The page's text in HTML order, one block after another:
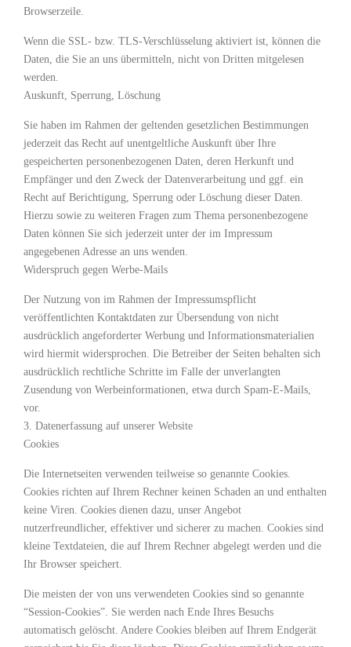
Browserzeile.
Wenn die SSL- bzw. TLS-Verschlüsselung aktiviert ist, können die
Daten, die Sie an uns übermitteln, nicht von Dritten mitgelesen
werden.
Auskunft, Sperrung, Löschung
Sie haben im Rahmen der geltenden gesetzlichen Bestimmungen
jederzeit das Recht auf unentgeltliche Auskunft über Ihre
gespeicherten personenbezogenen Daten, deren Herkunft und
Empfänger und den Zweck der Datenverarbeitung und ggf. ein
Recht auf Berichtigung, Sperrung oder Löschung dieser Daten.
Hierzu sowie zu weiteren Fragen zum Thema personenbezogene
Daten können Sie sich jederzeit unter der im Impressum
angegebenen Adresse an uns wenden.
Widerspruch gegen Werbe-Mails
Der Nutzung von im Rahmen der Impressumspflicht
veröffentlichten Kontaktdaten zur Übersendung von nicht
ausdrücklich angeforderter Werbung und Informationsmaterialien
wird hiermit widersprochen. Die Betreiber der Seiten behalten sich
ausdrücklich rechtliche Schritte im Falle der unverlangten
Zusendung von Werbeinformationen, etwa durch Spam-E-Mails,
vor.
3. Datenerfassung auf unserer Website
Cookies
Die Internetseiten verwenden teilweise so genannte Cookies.
Cookies richten auf Ihrem Rechner keinen Schaden an und enthalten
keine Viren. Cookies dienen dazu, unser Angebot
nutzerfreundlicher, effektiver und sicherer zu machen. Cookies sind
kleine Textdateien, die auf Ihrem Rechner abgelegt werden und die
Ihr Browser speichert.
Die meisten der von uns verwendeten Cookies sind so genannte
“Session-Cookies”. Sie werden nach Ende Ihres Besuchs
automatisch gelöscht. Andere Cookies bleiben auf Ihrem Endgerät